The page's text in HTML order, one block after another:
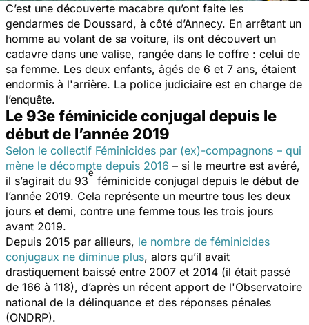
C’est une découverte macabre qu’ont faite les
gendarmes de Doussard, à côté d’Annecy. En arrêtant un
homme au volant de sa voiture, ils ont découvert un
cadavre dans une valise, rangée dans le coffre : celui de
sa femme. Les deux enfants, âgés de 6 et 7 ans, étaient
endormis à l'arrière. La police judiciaire est en charge de
l’enquête.
Le 93e féminicide conjugal depuis le
début de l’année 2019
Selon le collectif Féminicides par (ex)-compagnons – qui
mène le décompte depuis 2016 – si le meurtre est avéré,
il s’agirait du 93
e
féminicide conjugal depuis le début de
l’année 2019. Cela représente un meurtre tous les deux
jours et demi, contre une femme tous les trois jours
avant 2019.
Depuis 2015 par ailleurs, le nombre de féminicides
conjugaux ne diminue plus, alors qu’il avait
drastiquement baissé entre 2007 et 2014 (il était passé
de 166 à 118), d’après un récent apport de l'Observatoire
national de la délinquance et des réponses pénales
(ONDRP).